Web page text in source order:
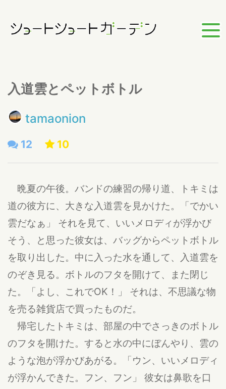
入道雲とペットボトル
tamaonion
12 10
晩夏の午後。バンドの練習の帰り道、トキミは
道の彼方に、大きな入道雲を見かけた。「でかい
雲だなぁ」 それを見て、いいメロディが浮かび
そう、と思った彼女は、バッグからペットボトル
を取り出した。中に入った水を通して、入道雲を
のぞき見る。ボトルのフタを開けて、また閉じ
た。「よし、これでOK！」 それは、不思議な物
を売る雑貨店で買ったものだ。
帰宅したトキミは、部屋の中でさっきのボトル
のフタを開けた。すると水の中にぼんやり、雲の
ような泡が浮かびあがる。「ウン、いいメロディ
が浮かんできた。フン、フン」 彼女は鼻歌を口